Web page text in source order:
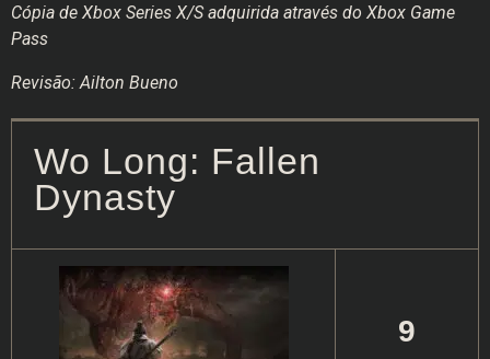
Cópia de Xbox Series X/S adquirida através do Xbox Game
Pass
Revisão: Ailton Bueno
Wo Long: Fallen
Dynasty
9